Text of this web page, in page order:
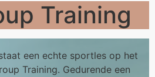
Training
een echte sportles op het
Training. Gedurende een